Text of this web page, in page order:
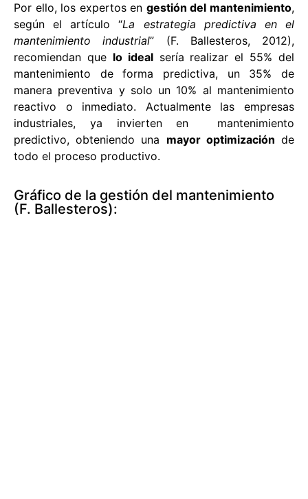
Por ello, los expertos en gestión del mantenimiento,
según el artículo “La estrategia predictiva en el
mantenimiento industrial” (F. Ballesteros, 2012),
recomiendan que lo idealsería realizar el 55% del
mantenimiento de forma predictiva, un 35% de
manera preventiva y solo un 10% al mantenimiento
reactivo o inmediato. Actualmente las empresas
industriales, ya invierten en mantenimiento
predictivo, obteniendo una mayor optimización de
todo el proceso productivo.
Gráfico de la gestión del mantenimiento
(F. Ballesteros):